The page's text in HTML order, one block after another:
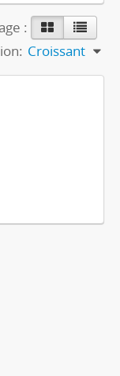
:
Croissant